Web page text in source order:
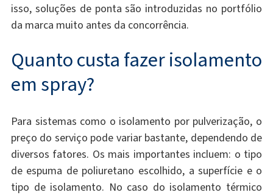
isso, soluções de ponta são introduzidas no portfólio
da marca muito antes da concorrência.
Quanto custa fazer isolamento
em spray?
Para sistemas como o isolamento por pulverização, o
preço do serviço pode variar bastante, dependendo de
diversos fatores. Os mais importantes incluem: o tipo
de espuma de poliuretano escolhido, a superfície e o
tipo de isolamento. No caso do isolamento térmico